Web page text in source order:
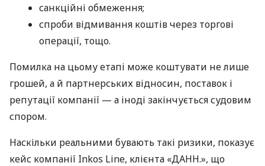
санкційні обмеження;
спроби відмивання коштів через торгові
операції, тощо.
Помилка на цьому етапі може коштувати не лише
грошей, а й партнерських відносин, поставок і
репутації компанії — а іноді закінчується судовим
спором.
Наскільки реальними бувають такі ризики, показує
кейс компанії Inkos Line, клієнта «ДАНН.», що